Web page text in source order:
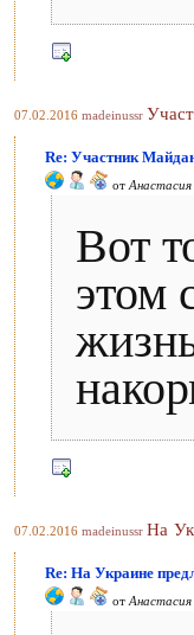
07.02.2016 madeinussr
Re: Участник
от Анастасия
Вот
этом
07.02.2016 madeinussr На
Re: На Украине
от Анастасия